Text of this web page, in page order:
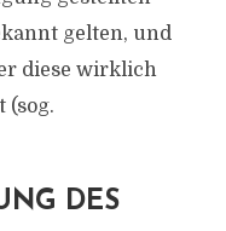
gelten, und
diese wirklich
(sog.
DES